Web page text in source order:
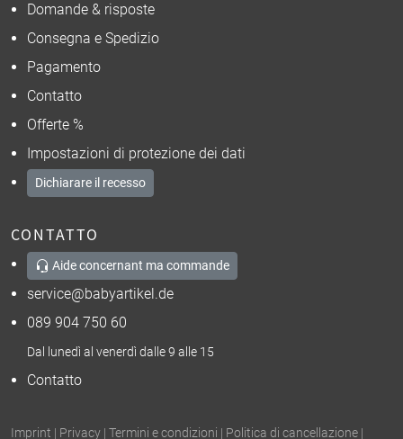
Domande & risposte
Consegna e Spedizio
Pagamento
Contatto
Offerte %
Impostazioni di protezione dei dati
Dichiarare il recesso
CONTATTO
Aide concernant ma commande
service@babyartikel.de
089 904 750 60
Dal lunedì al venerdì dalle 9 alle 15
Contatto
Imprint | Privacy | Termini e condizioni | Politica di cancellazione |